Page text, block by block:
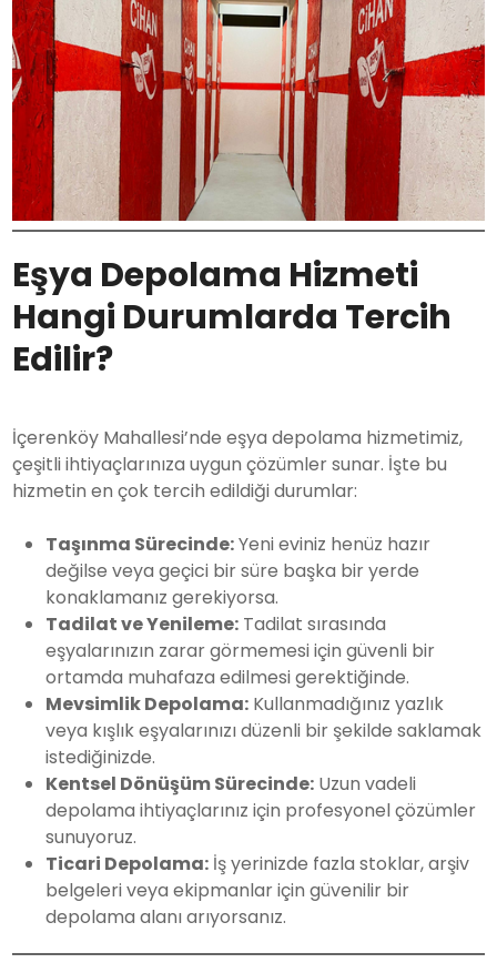
Eşya Depolama Hizmeti
Hangi Durumlarda Tercih
Edilir?
İçerenköy Mahallesi’nde eşya depolama hizmetimiz,
çeşitli ihtiyaçlarınıza uygun çözümler sunar. İşte bu
hizmetin en çok tercih edildiği durumlar:
Taşınma Sürecinde:Yeni eviniz henüz hazır
değilse veya geçici bir süre başka bir yerde
konaklamanız gerekiyorsa.
Tadilat ve Yenileme: Tadilat sırasında
eşyalarınızın zarar görmemesi için güvenli bir
ortamda muhafaza edilmesi gerektiğinde.
Mevsimlik Depolama: Kullanmadığınız yazlık
veya kışlık eşyalarınızı düzenli bir şekilde saklamak
istediğinizde.
Kentsel Dönüşüm Sürecinde: Uzun vadeli
depolama ihtiyaçlarınız için profesyonel çözümler
sunuyoruz.
Ticari Depolama: İş yerinizde fazla stoklar, arşiv
belgeleri veya ekipmanlar için güvenilir bir
depolama alanı arıyorsanız.